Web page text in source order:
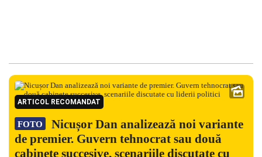
ARTICOL RECOMANDAT
FOTO
Nicușor Dan analizează noi variante
de premier. Guvern tehnocrat sau două
cabinete succesive, scenariile discutate cu